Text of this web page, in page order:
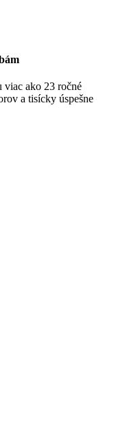
viac ako 23 ročné
a tisícky úspešne